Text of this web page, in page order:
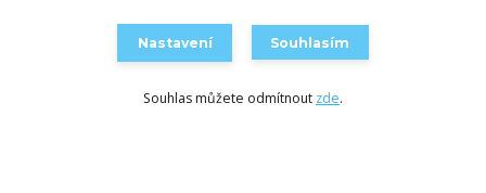
🎱 Kulečník jídelní 2v1
🛋️ Konferenční stůl 3v1
Nastavení Souhlasím
Souhlas můžete odmítnout zde.